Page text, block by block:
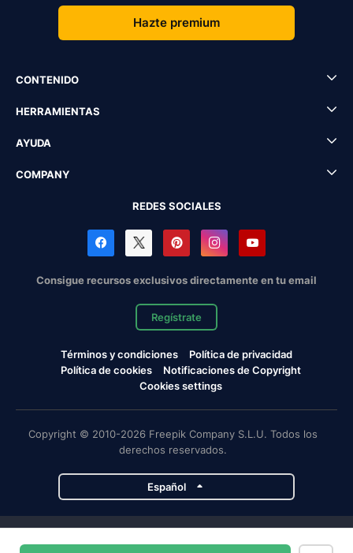
Hazte premium
CONTENIDO
HERRAMIENTAS
AYUDA
COMPANY
REDES SOCIALES
Consigue recursos exclusivos directamente en tu email
Regístrate
Términos y condiciones
Política de privacidad
Política de cookies
Notificaciones de Copyright
Cookies settings
Copyright © 2010-2026 Freepik Company S.L.U. Todos los
derechos reservados.
Español